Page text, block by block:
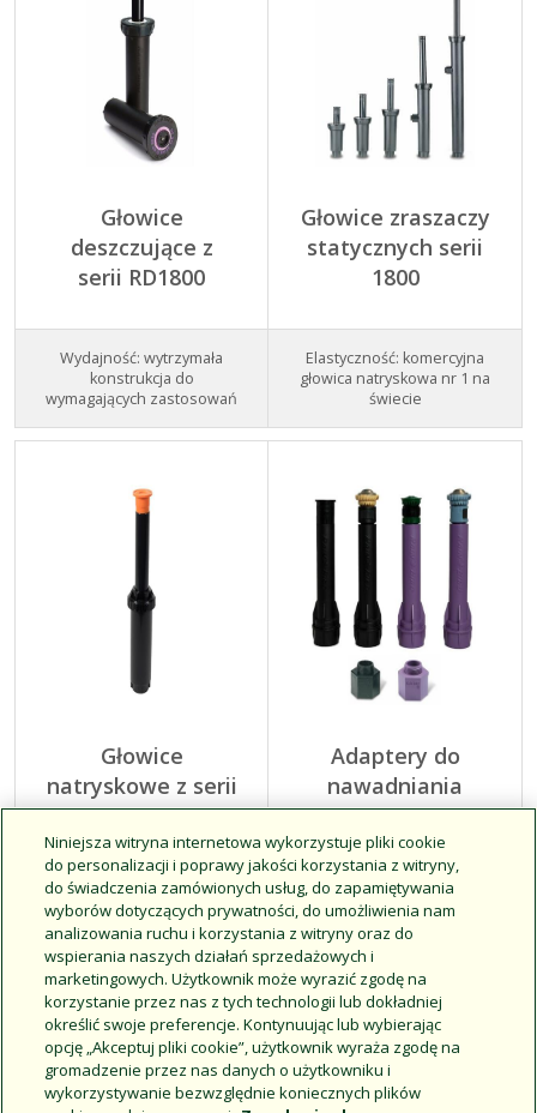
Głowice
deszczujące z
serii RD1800
Wydajność: wytrzymała
konstrukcja do
wymagających zastosowań
Głowice zraszaczy
statycznych serii
1800
Elastyczność: komercyjna
głowica natryskowa nr 1 na
świecie
Głowice
natryskowe z serii
UNI-Spray
Ekonomiczność:
niezawodna i kompaktowa
konstrukcja
Adaptery do
nawadniania
krzewów z serii
PA
Krzewy: kompaktowa
konstrukcja z opcjonalną
regulacją ciśnienia
Spray Body Comparison Chart
Niniejsza witryna internetowa wykorzystuje pliki cookie
do personalizacji i poprawy jakości korzystania z witryny,
do świadczenia zamówionych usług, do zapamiętywania
wyborów dotyczących prywatności, do umożliwienia nam
analizowania ruchu i korzystania z witryny oraz do
wspierania naszych działań sprzedażowych i
marketingowych. Użytkownik może wyrazić zgodę na
korzystanie przez nas z tych technologii lub dokładniej
określić swoje preferencje. Kontynuując lub wybierając
opcję „Akceptuj pliki cookie”, użytkownik wyraża zgodę na
gromadzenie przez nas danych o użytkowniku i
wykorzystywanie bezwzględnie koniecznych plików